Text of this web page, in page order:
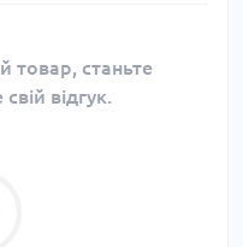
товар, станьте
відгук.